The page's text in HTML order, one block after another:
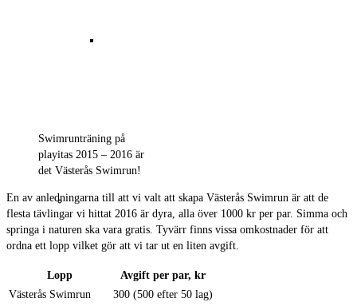
Resultat 2019
Swimrunträning på
playitas 2015 – 2016 är
det Västerås Swimrun!
En av anledningarna till att vi valt att skapa Västerås Swimrun är att de
flesta tävlingar vi hittat 2016 är dyra, alla över 1000 kr per par. Simma och
springa i naturen ska vara gratis. Tyvärr finns vissa omkostnader för att
ordna ett lopp vilket gör att vi tar ut en liten avgift.
Lopp
Avgift per par, kr
Västerås Swimrun
300 (500 efter 50 lag)